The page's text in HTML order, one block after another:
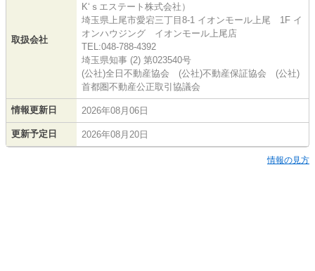
取扱会社
K‘ｓエステート株式会社）
埼玉県上尾市愛宕三丁目8-1 イオンモール上尾 1F イ
オンハウジング イオンモール上尾店
TEL:048-788-4392
埼玉県知事 (2) 第023540号
(公社)全日不動産協会 (公社)不動産保証協会 (公社)
首都圏不動産公正取引協議会
情報更新日 2026年08月06日
更新予定日 2026年08月20日
情報の見方